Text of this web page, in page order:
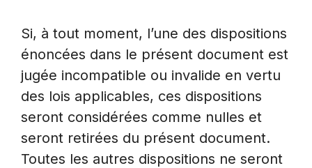
Si, à tout moment, l’une des dispositions
énoncées dans le présent document est
jugée incompatible ou invalide en vertu
des lois applicables, ces dispositions
seront considérées comme nulles et
seront retirées du présent document.
Toutes les autres dispositions ne seront